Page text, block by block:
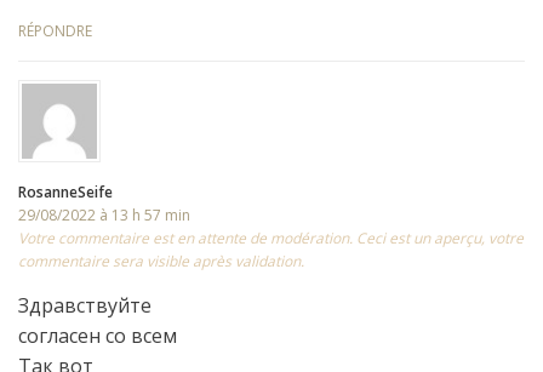
RÉPONDRE
RosanneSeife
29/08/2022 à 13 h 57 min
Votre commentaire est en attente de modération. Ceci est un aperçu, votre
commentaire sera visible après validation.
Здравствуйте
согласен со всем
Так вот